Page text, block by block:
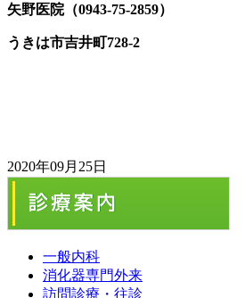
矢野医院（0943-75-2859）
うきは市吉井町728-2
2020年09月25日
一般内科
消化器専門外来
訪問診療・往診